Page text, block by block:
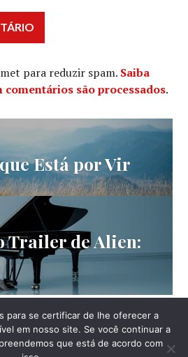
para reduzir spam. Saiba
comentários são processados.
Está por Vir
Trailer de Alien:
LATERAL
para se certificar de lhe oferecer a
em nosso site. Se você continuar a
que está de acordo com